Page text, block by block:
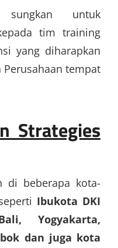
untuk
tim training
yang diharapkan
tempat
Strategies
di beberapa kota-
Ibukota DKI
Yogyakarta,
dan juga kota